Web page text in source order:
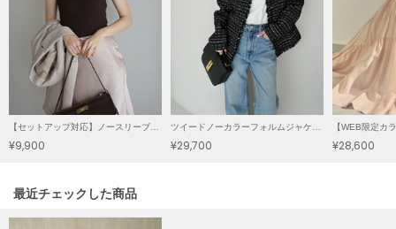
LITTLE UNION TOKYO
リトルユニオン トウキョウ
made of Organics
メイドオブオーガニクス
ミチュ コケット
MIESROHE
ミースロエ
【セットアップ対応】ノースリーブウールリブニットトップス
¥9,900
ツイードノーカラーフォルムジャケット
¥29,700 ¥28,600
関連記事
最近チェックした商品